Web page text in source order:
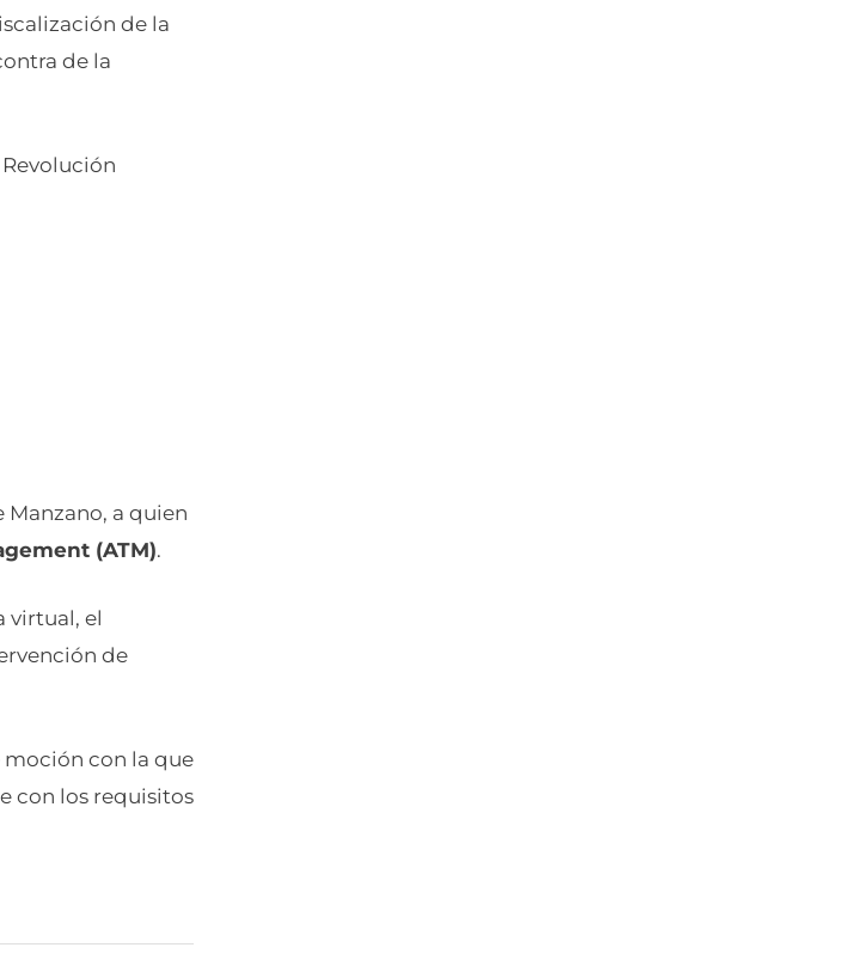
de la
de la
a quien
(ATM).
virtual, el
de
moción con la que
con los requisitos